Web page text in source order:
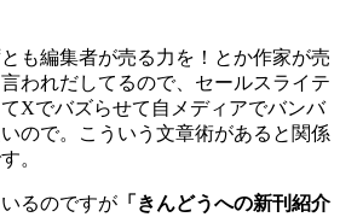
も編集者が売る力を！とか作家が売
われだしてるので、セールスライテ
Xでバズらせて自メディアでバンバ
ので。こういう文章術があると関係
。
るのですが 「きんどうへの新刊紹介